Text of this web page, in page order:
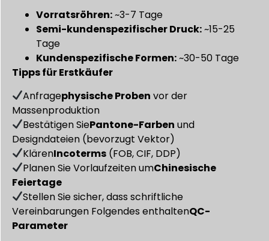
Vorratsröhren:~3-7 Tage
Semi-kundenspezifischer Druck:~15-25
Tage
Kundenspezifische Formen:~30-50 Tage
Tipps für Erstkäufer
Anfragephysische Proben vor der
Massenproduktion
Bestätigen SiePantone-Farben und
Designdateien (bevorzugt Vektor)
KlärenIncoterms (FOB, CIF, DDP)
Planen Sie Vorlaufzeiten umChinesische
Feiertage
Stellen Sie sicher, dass schriftliche
Vereinbarungen Folgendes enthaltenQC-
Parameter